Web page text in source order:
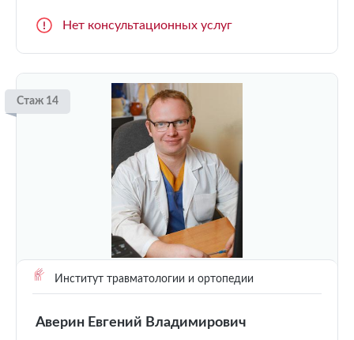
Нет консультационных услуг
Стаж 14
Институт травматологии и ортопедии
Аверин Евгений Владимирович